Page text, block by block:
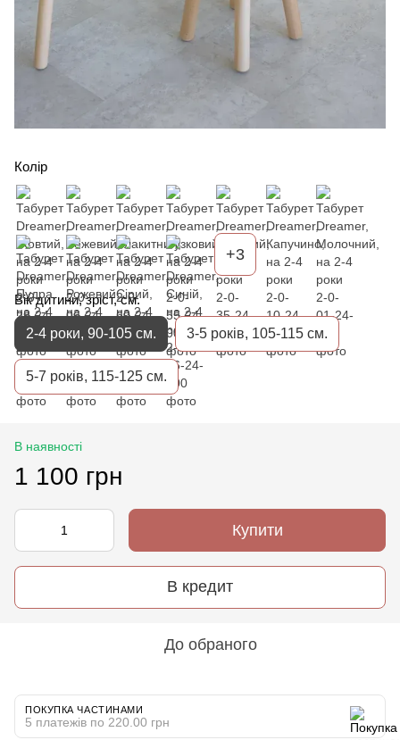
Колір
+3
Вік дитини, зріст, см.
2-4 роки, 90-105 см. 3-5 років, 105-115 см.
5-7 років, 115-125 см.
В наявності
1 100 грн
Купити
В кредит
До обраного
ПОКУПКА ЧАСТИНАМИ
5 платежів по 220.00 грн